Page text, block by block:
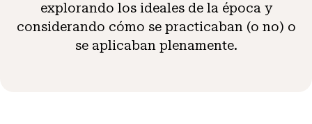
explorando los ideales de la época y
considerando cómo se practicaban (o no) o
se aplicaban plenamente.